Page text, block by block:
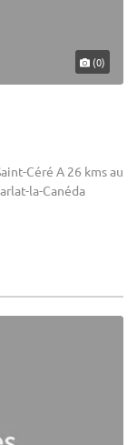
(0)
Céré A 26 kms au
la-Canéda